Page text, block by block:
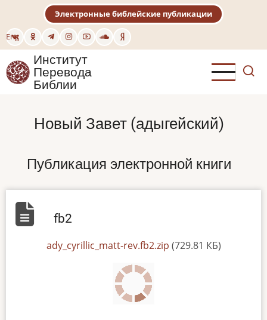
основному
содержанию
Eng
Электронные библейские публикации
Институт
Перевода
Библии
Новый Завет (адыгейский)
Публикация электронной книги
fb2
ady_cyrillic_matt-rev.fb2.zip (729.81 КБ)